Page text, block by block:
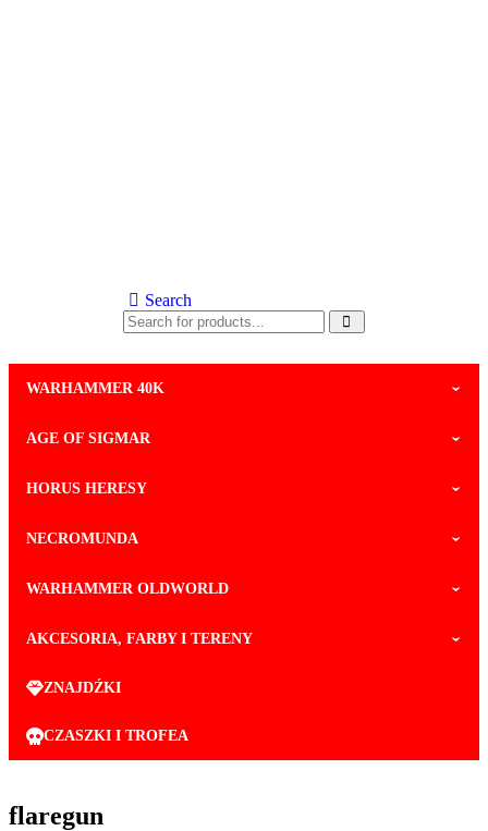
Search
WARHAMMER 40K
AGE OF SIGMAR
HORUS HERESY
NECROMUNDA
WARHAMMER OLDWORLD
AKCESORIA, FARBY I TERENY
ZNAJDŹKI
CZASZKI I TROFEA
flaregun